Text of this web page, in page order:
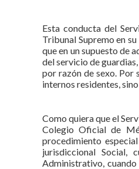
Esta conducta del
Tribunal Supremo en
que en un supuesto de
del servicio de
por razón de sexo. Por
internos residentes,
Como quiera que el
Colegio Oficial de
procedimiento
jurisdiccional Social,
Administrativo,